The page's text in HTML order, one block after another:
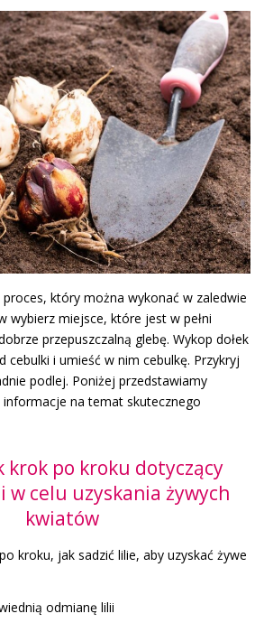
który można wykonać w zaledwie
wybierz miejsce, które jest w pełni
przepuszczalną glebę. Wykop dołek
cebulki i umieść w nim cebulkę. Przykryj
podlej. Poniżej przedstawiamy
informacje na temat skutecznego
krok po kroku dotyczący
w celu uzyskania żywych
kwiatów
kroku, jak sadzić lilie, aby uzyskać żywe
odmianę lilii